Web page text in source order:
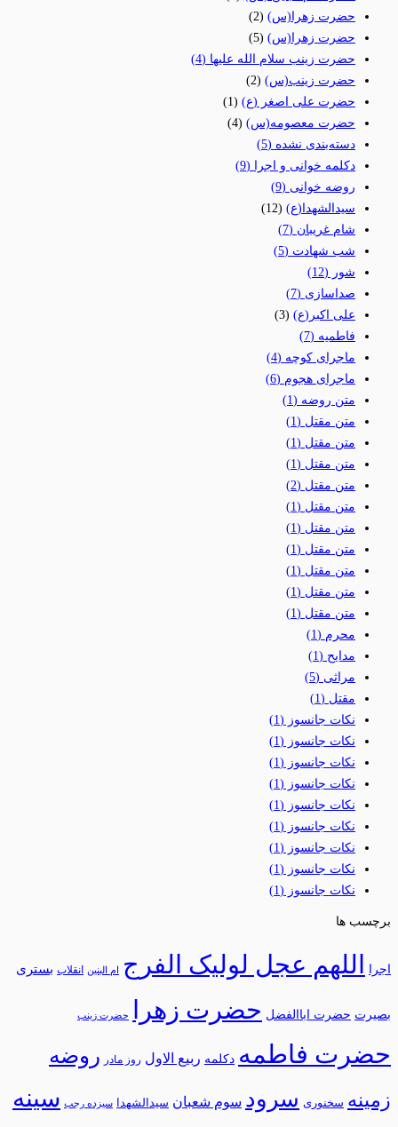
حضرت زهرا(س) (2)
حضرت زهرا(س) (5)
حضرت زینب سلام الله علیها (4)
حضرت زینب(س) (2)
حضرت علی اصغر (ع) (1)
حضرت معصومه(س) (4)
دسته‌بندی نشده (5)
دکلمه خوانی و اجرا (9)
روضه خوانی (9)
سیدالشهدا(ع) (12)
شام غریبان (7)
شب شهادت (5)
شور (12)
صداسازی (7)
علی اکبر(ع) (3)
فاطمیه (7)
ماجرای کوچه (4)
ماجرای هجوم (6)
متن روضه (1)
متن مقتل (1)
متن مقتل (1)
متن مقتل (1)
متن مقتل (2)
متن مقتل (1)
متن مقتل (1)
متن مقتل (1)
متن مقتل (1)
متن مقتل (1)
متن مقتل (1)
محرم (1)
مدایح (1)
مراثی (5)
مقتل (1)
نکات جانسوز (1)
نکات جانسوز (1)
نکات جانسوز (1)
نکات جانسوز (1)
نکات جانسوز (1)
نکات جانسوز (1)
نکات جانسوز (1)
نکات جانسوز (1)
نکات جانسوز (1)
برچسب ها
اجرا اللهم عجل لولیک الفرج ام البنین انقلاب بستری
بصیرت حضرت اباالفضل حضرت زهرا حضرت زینب
حضرت فاطمه دکلمه ربیع الاول روز مادر روضه
زمینه سخنوری سرود سوم شعبان سیدالشهدا سیزده رجب سینه